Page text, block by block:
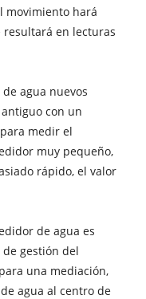
movimiento hará
en lecturas
agua nuevos
con un
medir el
muy pequeño,
rápido, el valor
de agua es
gestión del
una mediación,
agua al centro de